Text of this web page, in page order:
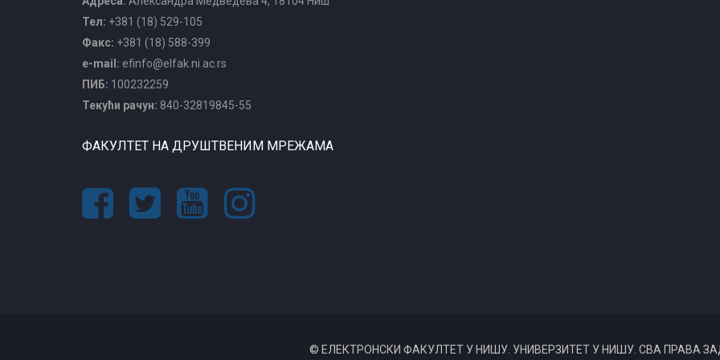
Тел: +381 (18) 529-105
Факс: +381 (18) 588-399
e-mail: efinfo@elfak.ni.ac.rs
ПИБ: 100232259
Текући рачун: 840-32819845-55
ФАКУЛТЕТ НА ДРУШТВЕНИМ МРЕЖАМА
© ЕЛЕКТРОНСКИ ФАКУЛТЕТ У НИШУ. УНИВЕРЗИТЕТ У НИШУ. СВА ПРАВА